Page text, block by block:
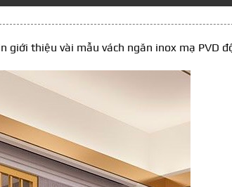
thiệu vài mẫu vách ngăn inox mạ PVD